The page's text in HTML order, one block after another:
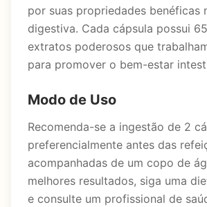
por suas propriedades benéficas
digestiva. Cada cápsula possui
extratos poderosos que
para promover o bem-estar
Modo de Uso
Recomenda-se a ingestão de 2
preferencialmente antes das
acompanhadas de um copo de
melhores resultados, siga uma
e consulte um profissional de